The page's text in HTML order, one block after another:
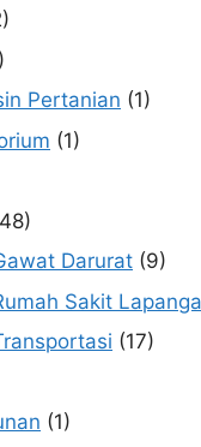
Pertanian (1)
(1)
Darurat (9)
Sakit
(17)
(1)